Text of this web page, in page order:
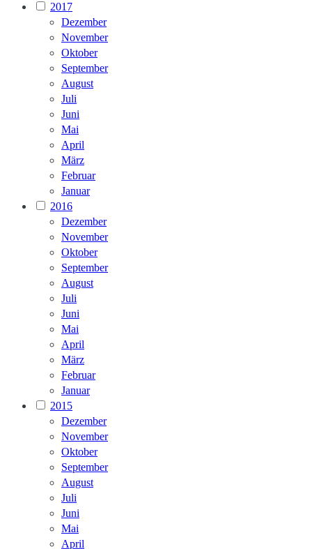
2017
Dezember
November
Oktober
September
August
Juli
Juni
Mai
April
März
Februar
Januar
2016
Dezember
November
Oktober
September
August
Juli
Juni
Mai
April
März
Februar
Januar
2015
Dezember
November
Oktober
September
August
Juli
Juni
Mai
April